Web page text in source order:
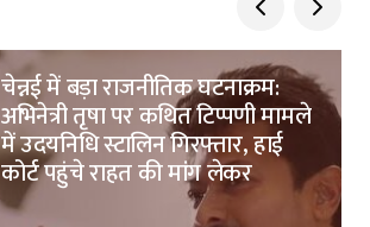
चेन्नई में बड़ा राजनीतिक घटनाक्रम:
अभिनेत्री तृषा पर कथित टिप्पणी मामले
में उदयनिधि स्टालिन गिरफ्तार, हाई
कोर्ट पहुंचे राहत की मांग लेकर